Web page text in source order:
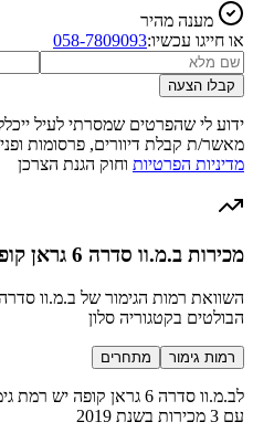
מענה מהיר
או חייגו עכשיו:058-7809093
קבלו הצעה
ידוע לי שהפרטים שמסרתי לעיל
מאשר/ת קבלת דיוורים, פרסומות
מדיניות הפרטיות וחוק הגנת הצרכן
מכירות ב.מ.וו סדרה 6 גראן קופה 2019 והשוואה למתחרים
הבולטים בקטגוריה סלון
רמות גימור מתחרים
עם 3 מכירות בשנת 2019